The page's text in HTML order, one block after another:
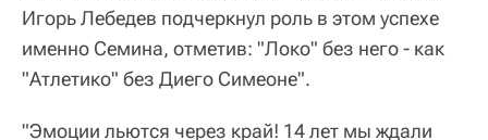
Игорь Лебедев подчеркнул роль в этом успехе
именно Семина, отметив: "Локо" без него - как
"Атлетико" без Диего Симеоне".
"Эмоции льются через край! 14 лет мы ждали